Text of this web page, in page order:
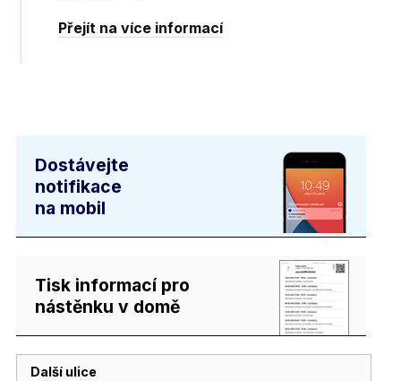
Přejít na více informací
Dostávejte
notifikace
na mobil
Tisk informací pro
nástěnku v domě
Další ulice